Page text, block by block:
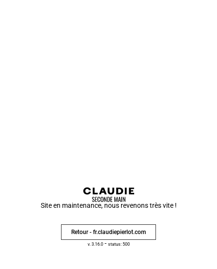
Site en maintenance, nous revenons très vite !
Retour - fr.claudiepierlot.com
v. 3.16.0- status: 500